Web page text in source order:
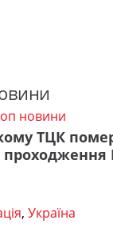
новини
ТЦК
проходження
, Україна